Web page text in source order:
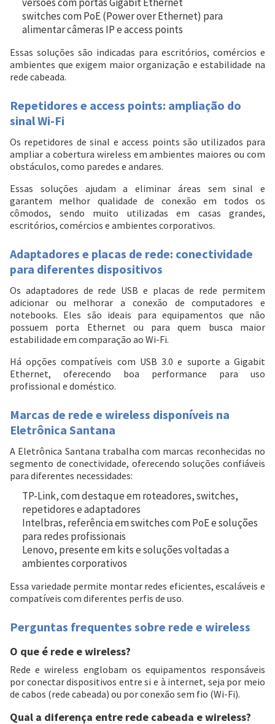
Cartão de crédito
Entendi
Pagamento via Pix
Entendi
switches com PoE (Power over Ethernet) para
alimentar câmeras IP e access points
Essas soluções são indicadas para escritórios, comércios e
ambientes que exigem maior organização e estabilidade na
rede cabeada.
Repetidores e access points: ampliação do
sinal Wi-Fi
Os repetidores de sinal e access points são utilizados para
ampliar a cobertura wireless em ambientes maiores ou com
obstáculos, como paredes e andares.
Essas soluções ajudam a eliminar áreas sem sinal e
garantem melhor qualidade de conexão em todos os
cômodos, sendo muito utilizadas em casas grandes,
escritórios, comércios e ambientes corporativos.
Adaptadores e placas de rede: conectividade
para diferentes dispositivos
Os adaptadores de rede USB e placas de rede permitem
adicionar ou melhorar a conexão de computadores e
notebooks. Eles são ideais para equipamentos que não
possuem porta Ethernet ou para quem busca maior
estabilidade em comparação ao Wi-Fi.
Há opções compatíveis com USB 3.0 e suporte a Gigabit
Ethernet, oferecendo boa performance para uso
profissional e doméstico.
Marcas de rede e wireless disponíveis na
Eletrônica Santana
A Eletrônica Santana trabalha com marcas reconhecidas no
segmento de conectividade, oferecendo soluções confiáveis
para diferentes necessidades:
TP-Link, com destaque em roteadores, switches,
repetidores e adaptadores
Intelbras, referência em switches com PoE e soluções
para redes profissionais
Lenovo, presente em kits e soluções voltadas a
ambientes corporativos
Essa variedade permite montar redes eficientes, escaláveis e
compatíveis com diferentes perfis de uso.
Perguntas frequentes sobre rede e wireless
O que é rede e wireless?
Rede e wireless englobam os equipamentos responsáveis
por conectar dispositivos entre si e à internet, seja por meio
de cabos (rede cabeada) ou por conexão sem fio (Wi-Fi).
Qual a diferença entre rede cabeada e wireless?